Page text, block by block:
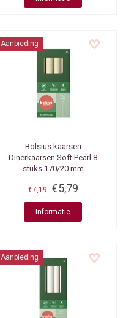
Aanbieding
Bolsius kaarsen
Dinerkaarsen Soft Pearl 8
stuks 170/20 mm
€7,19 €5,79
Informatie
Aanbieding